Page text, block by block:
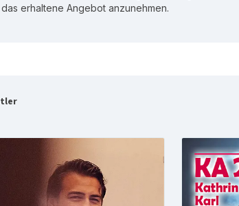
erhaltene Angebot anzunehmen.